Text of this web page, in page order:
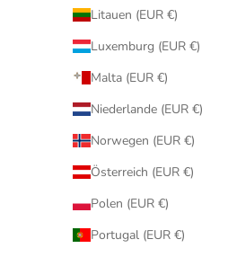
Litauen (EUR €)
Luxemburg (EUR €)
Malta (EUR €)
Niederlande (EUR €)
Norwegen (EUR €)
Österreich (EUR €)
Polen (EUR €)
Portugal (EUR €)